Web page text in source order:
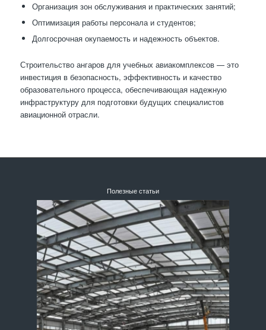
Организация зон обслуживания и практических занятий;
Оптимизация работы персонала и студентов;
Долгосрочная окупаемость и надежность объектов.
Строительство ангаров для учебных авиакомплексов — это
инвестиция в безопасность, эффективность и качество
образовательного процесса, обеспечивающая надежную
инфраструктуру для подготовки будущих специалистов
авиационной отрасли.
Полезные статьи